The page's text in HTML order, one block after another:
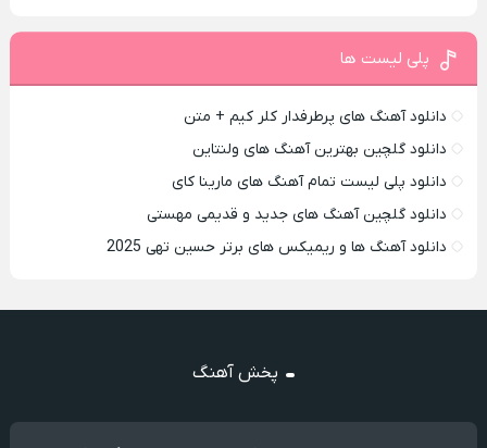
پلی لیست ها
دانلود آهنگ های پرطرفدار کلر کیم + متن
دانلود گلچین بهترین آهنگ های ولنتاین
دانلود پلی لیست تمام آهنگ های مارینا کای
دانلود گلچین آهنگ های جدید و قدیمی مهستی
دانلود آهنگ ها و ریمیکس های برتر حسین تهی 2025
پخش آهنگ